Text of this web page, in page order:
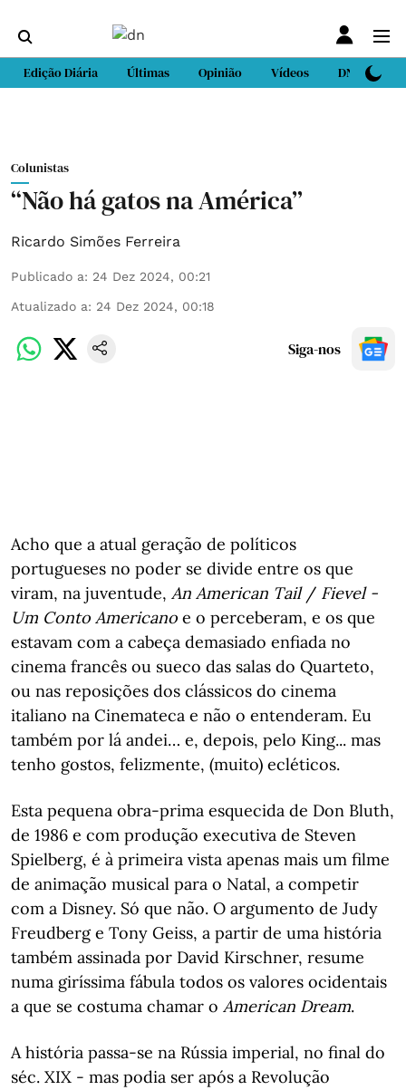
Edição Diária Últimas Opinião Vídeos DN Sport
Colunistas
“Não há gatos na América”
Ricardo Simões Ferreira
Publicado a: 24 Dez 2024, 00:21
Atualizado a: 24 Dez 2024, 00:18
Siga-nos
Acho que a atual geração de políticos
portugueses no poder se divide entre os que
viram, na juventude, An American Tail/ Fievel -
Um Conto Americano e o perceberam, e os que
estavam com a cabeça demasiado enfiada no
cinema francês ou sueco das salas do Quarteto,
ou nas reposições dos clássicos do cinema
italiano na Cinemateca e não o entenderam. Eu
também por lá andei… e, depois, pelo King... mas
tenho gostos, felizmente, (muito) ecléticos.
Esta pequena obra-prima esquecida de Don Bluth,
de 1986 e com produção executiva de Steven
Spielberg, é à primeira vista apenas mais um filme
de animação musical para o Natal, a competir
com a Disney. Só que não. O argumento de Judy
Freudberg e Tony Geiss, a partir de uma história
também assinada por David Kirschner, resume
numa giríssima fábula todos os valores ocidentais
a que se costuma chamar o American Dream.
A história passa-se na Rússia imperial, no final do
séc. XIX - mas podia ser após a Revolução